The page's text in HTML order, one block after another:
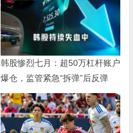
韩股惨烈七月：超50万杠杆账户
爆仓，监管紧急“拆弹”后反弹